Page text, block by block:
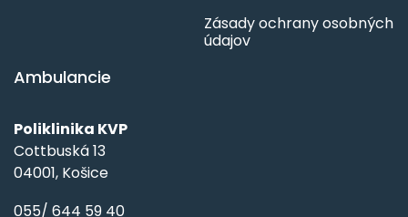
Zásady ochrany osobných
údajov
Ambulancie
Poliklinika KVP
Cottbuská 13
04001, Košice
055/ 644 59 40